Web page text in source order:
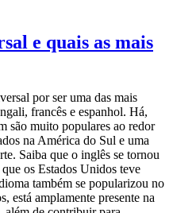
e quais as mais
por ser uma das mais
francês e espanhol. Há,
são muito populares ao redor
na América do Sul e uma
Saiba que o inglês se tornou
os Estados Unidos teve
também se popularizou no
está amplamente presente na